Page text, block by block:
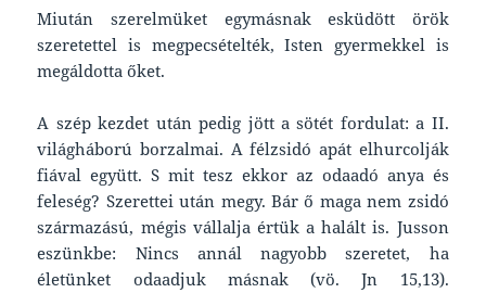
Miután szerelmüket egymásnak esküdött örök
szeretettel is megpecsételték, Isten gyermekkel is
megáldotta őket.
A szép kezdet után pedig jött a sötét fordulat: a II.
világháború borzalmai. A félzsidó apát elhurcolják
fiával együtt. S mit tesz ekkor az odaadó anya és
feleség? Szerettei után megy. Bár ő maga nem zsidó
származású, mégis vállalja értük a halált is. Jusson
eszünkbe: Nincs annál nagyobb szeretet, ha
életünket odaadjuk másnak (vö. Jn 15,13).